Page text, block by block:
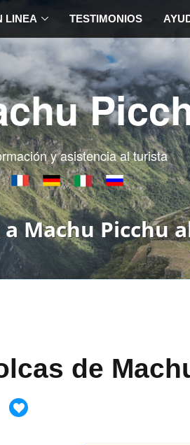
LINEA TESTIMONIOS
y asistencia al turista
Machu Picchu
de